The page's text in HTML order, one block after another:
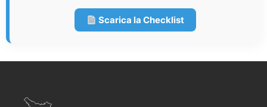
Scarica la Checklist